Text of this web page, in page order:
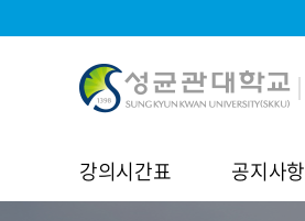
강의시간표 공지사항